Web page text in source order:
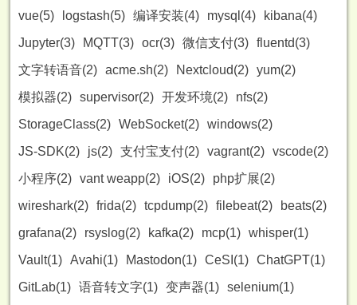
vue(5)
logstash(5) 编译安装(4) mysql(4)
kibana(4)
Jupyter(3)
MQTT(3) ocr(3) 微信支付(3) fluentd(3)
文字转语音(2) acme.sh(2) Nextcloud(2) yum(2)
模拟器(2) supervisor(2) 开发环境(2)
nfs(2)
StorageClass(2) WebSocket(2) windows(2)
JS-SDK(2)
js(2) 支付宝支付(2) vagrant(2) vscode(2)
小程序(2) vant weapp(2) iOS(2)
php扩展(2)
wireshark(2) frida(2) tcpdump(2) filebeat(2)
beats(2)
grafana(2)
rsyslog(2) kafka(2) mcp(1) whisper(1)
Vault(1) Avahi(1) Mastodon(1) CeSI(1) ChatGPT(1)
GitLab(1) 语音转文字(1) 变声器(1) selenium(1)